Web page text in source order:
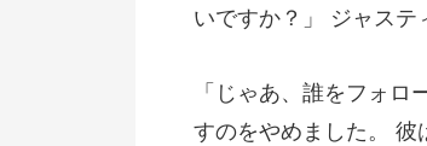
いですか？
ました。